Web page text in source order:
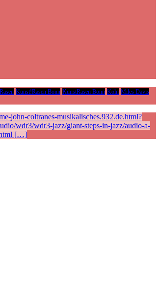
Kunst!Rasen Bonn KunstRasen Bonn Köln Miles Davis
john-coltranes-musikalisches.932.de.html?
wdr3/wdr3-jazz/giant-steps-in-jazz/audio-a-
[…]